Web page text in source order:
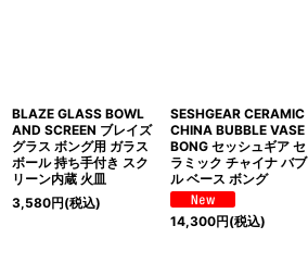
BLAZE GLASS BOWL
AND SCREEN ブレイズ
グラス ボング用 ガラス
ボール 持ち手付き スク
リーン内蔵 火皿
3,580円(税込)
SESHGEAR CERAMIC
CHINA BUBBLE VASE
BONG セッシュギア セ
ラミック チャイナ バブ
ル ベース ボング
14,300円(税込)